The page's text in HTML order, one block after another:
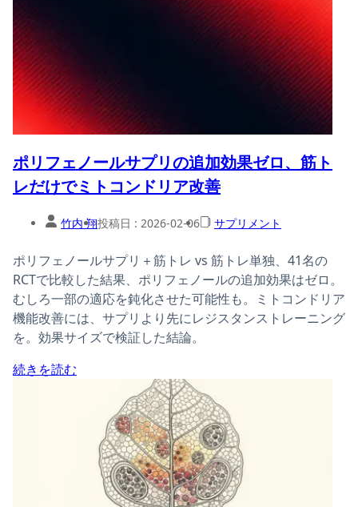
ポリフェノールサプリの追加効果ゼロ、筋ト
レだけでミトコンドリア改善
竹内 翔投稿日 : 2026-02-06 サプリメント
ポリフェノールサプリ＋筋トレ vs 筋トレ単独、41名の
RCTで比較した結果、ポリフェノールの追加効果はゼロ。
むしろ一部の適応を鈍化させた可能性も。ミトコンドリア
機能改善には、サプリより先にレジスタンストレーニング
を。効果サイズで検証した結論。
続きを読む